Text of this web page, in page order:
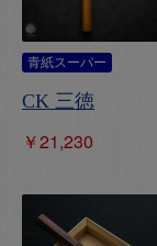
青紙スーパー
CK 三徳
￥21,230